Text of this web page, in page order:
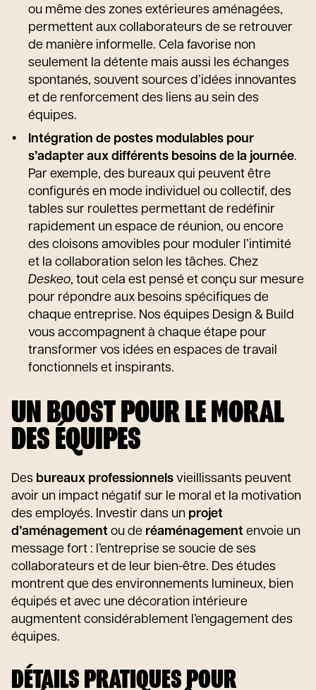
ou même des zones extérieures aménagées,
permettent aux collaborateurs de se retrouver
de manière informelle. Cela favorise non
seulement la détente mais aussi les échanges
spontanés, souvent sources d’idées innovantes
et de renforcement des liens au sein des
équipes.
Intégration de postes modulables pour
s’adapter aux différents besoins de la journée.
Par exemple, des bureaux qui peuvent être
configurés en mode individuel ou collectif, des
tables sur roulettes permettant de redéfinir
rapidement un espace de réunion, ou encore
des cloisons amovibles pour moduler l’intimité
et la collaboration selon les tâches. Chez
Deskeo, tout cela est pensé et conçu sur mesure
pour répondre aux besoins spécifiques de
chaque entreprise. Nos équipes Design & Build
vous accompagnent à chaque étape pour
transformer vos idées en espaces de travail
fonctionnels et inspirants.
UN BOOST POUR LE MORAL
DES ÉQUIPES
Des bureaux professionnels vieillissants peuvent
avoir un impact négatif sur le moral et la motivation
des employés. Investir dans un projet
d’aménagement ou de réaménagement envoie un
message fort : l’entreprise se soucie de ses
collaborateurs et de leur bien-être. Des études
montrent que des environnements lumineux, bien
équipés et avec une décoration intérieure
augmentent considérablement l’engagement des
équipes.
DÉTAILS PRATIQUES POUR